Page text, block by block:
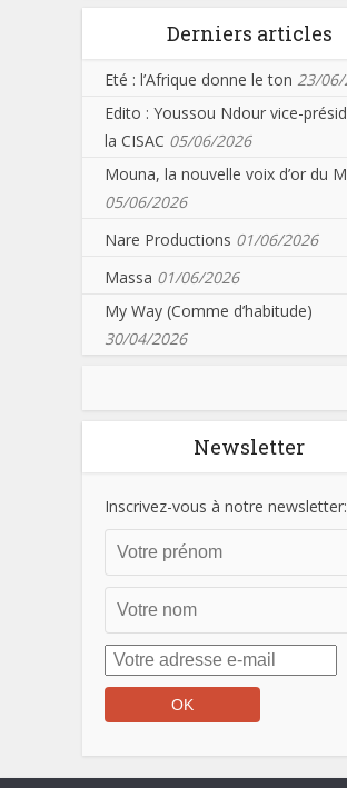
Derniers articles
Eté : l’Afrique donne le ton 23/06/
Edito : Youssou Ndour vice-
la CISAC 05/06/2026
Mouna, la nouvelle voix d’or du
05/06/2026
Nare Productions 01/06/2026
Massa 01/06/2026
My Way (Comme d’habitude)
30/04/2026
Newsletter
Inscrivez-vous à notre newsletter: